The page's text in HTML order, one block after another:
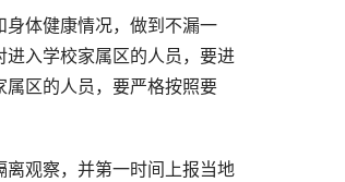
体健康情况，做到不漏一
入学校家属区的人员，要进
区的人员，要严格按照要
观察，并第一时间上报当地